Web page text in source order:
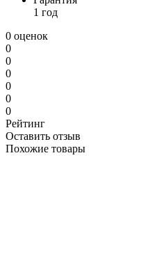
1 год
0 оценок
0
0
0
0
0
0
Рейтинг
Оставить отзыв
Похожие товары